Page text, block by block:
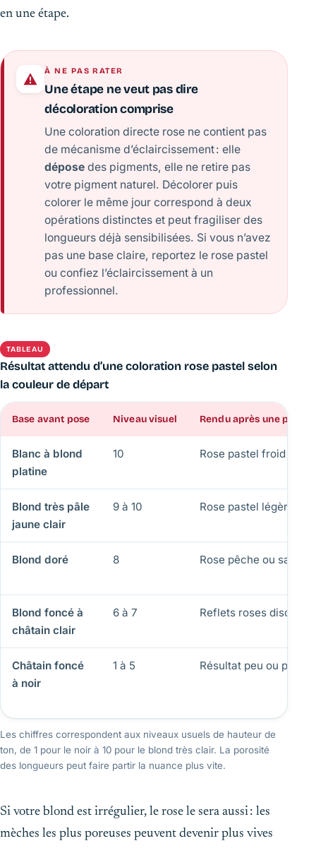
en une étape.
À NE PAS RATER
Une étape ne veut pas dire
décoloration comprise
Une coloration directe rose ne contient pas
de mécanisme d’éclaircissement : elle
dépose des pigments, elle ne retire pas
votre pigment naturel. Décolorer puis
colorer le même jour correspond à deux
opérations distinctes et peut fragiliser des
longueurs déjà sensibilisées. Si vous n’avez
pas une base claire, reportez le rose pastel
ou confiez l’éclaircissement à un
professionnel.
TABLEAU
Résultat attendu d’une coloration rose pastel selon
la couleur de départ
Base avant pose Niveau visuel Rendu après une pose
Blanc à blond
platine
10 Rose pastel froid et
Blond très pâle
jaune clair
9 à 10 Rose pastel
Blond doré 8 Rose pêche ou
Blond foncé à
châtain clair
6 à 7 Reflets roses discrets
Châtain foncé
à noir
1 à 5 Résultat peu ou pas
Les chiffres correspondent aux niveaux usuels de hauteur de
ton, de 1 pour le noir à 10 pour le blond très clair. La porosité
des longueurs peut faire partir la nuance plus vite.
Si votre blond est irrégulier, le rose le sera aussi : les
mèches les plus poreuses peuvent devenir plus vives